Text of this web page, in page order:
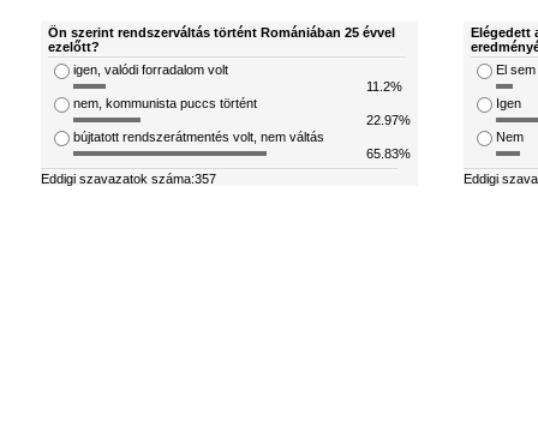
Ön szerint rendszerváltás történt Romániában 25 évvel
ezelőtt?
igen, valódi forradalom volt
11.2%
nem, kommunista puccs történt
22.97%
bújtatott rendszerátmentés volt, nem váltás
65.83%
Eddigi szavazatok száma:357
Elégedett
El
Igen
Nem
Eddigi